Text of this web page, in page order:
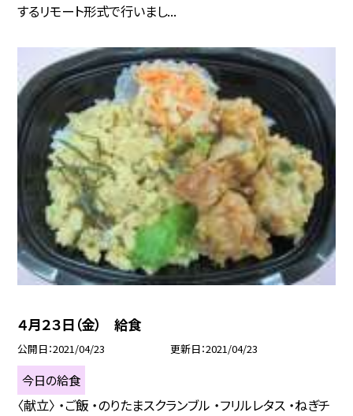
するリモート形式で行いまし...
４月２３日（金） 給食
公開日 2021/04/23 更新日 2021/04/23
今日の給食
〈献立〉 ・ご飯 ・のりたまスクランブル ・フリルレタス ・ねぎチ